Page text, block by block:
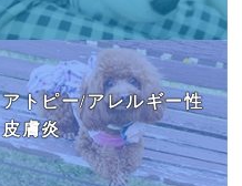
アトピー/アレルギー性
皮膚炎